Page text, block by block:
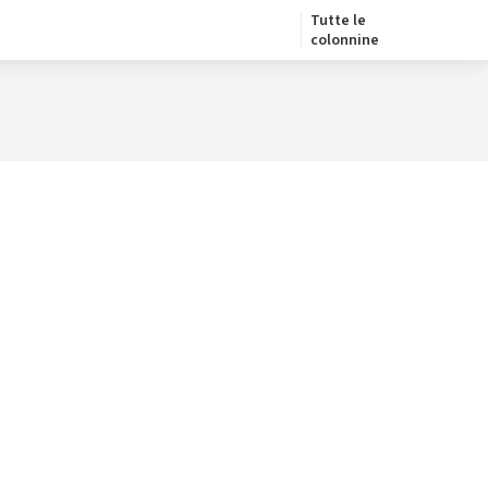
Tutte le
colonnine